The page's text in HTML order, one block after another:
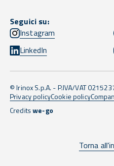
Seguici su:
Instagram
LinkedIn
© Irinox S.p.A. - P.IVA/VAT
Privacy policyCookie policy
Creditswe-go
Torna